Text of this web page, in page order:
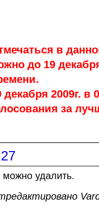
в
до 19
декабря 2009г.
за
можно удалить.